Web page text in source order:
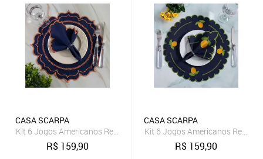
CASA SCARPA
Kit 6 Jogos Americanos Redondo com Guardanapos Bordado -
R$ 159,90
CASA SCARPA
Kit 6 Jogos Americanos
R$ 159,90